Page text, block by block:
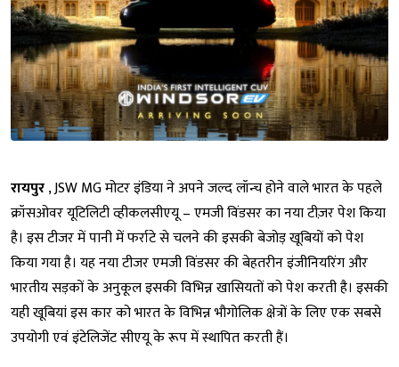
रायपुर, JSW MG मोटर इंडिया ने अपने जल्द लॉन्च होने वाले भारत के पहले
क्रॉसओवर यूटिलिटी व्हीकलसीएयू – एमजी विंडसर का नया टीज़र पेश किया
है।​ इस टीजर में पानी में फर्राटे से चलने की इसकी बेजोड़ खूबियों को पेश
किया गया है। यह नया टीजर एमजी विंडसर की बेहतरीन इंजीनियरिंग और
भारतीय सड़कों के अनुकूल इसकी विभिन्न खासियतों को पेश करती है। इसकी
यही खूबियां इस कार को भारत के विभिन्न भौगोलिक क्षेत्रों के लिए एक सबसे
उपयोगी एवं इंटेलिजेंट सीएयू के रूप में स्थापित करती हैं।